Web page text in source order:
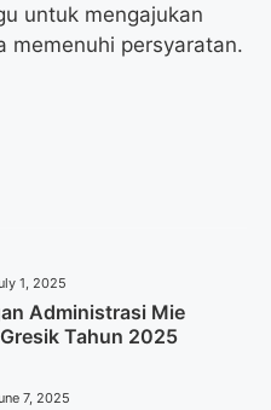
untuk mengajukan
memenuhi persyaratan.
1, 2025
Administrasi Mie
Tahun 2025
7, 2025